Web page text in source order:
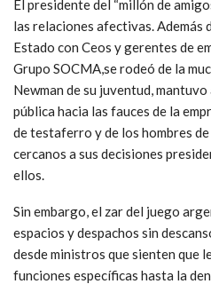
El presidente del “millón de
las relaciones afectivas. Además
Estado con Ceos y gerentes de
Grupo SOCMA,se rodeó de la
Newman de su juventud,
pública hacia las fauces de la
de testaferro y de los hombres
cercanos a sus decisiones
ellos.
Sin embargo, el zar del juego
espacios y despachos sin
desde ministros que sienten que
funciones específicas hasta la